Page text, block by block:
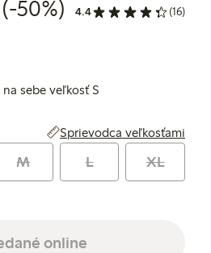
cena: 12,49 €
cena: 24,99 €
zľava
(-50%) 4.4 (16)
sebe veľkosť S
Sprievodca veľkosťami
M L XL
online